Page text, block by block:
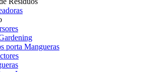
porta Mangueras